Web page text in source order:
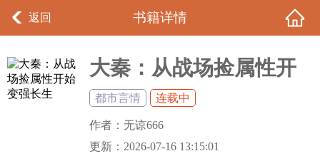
返回 书籍详情
大秦：从战场捡属性开
始变强长生
都市言情 连载中
作者： 无谅666
更新： 2026-07-16 13:15:01